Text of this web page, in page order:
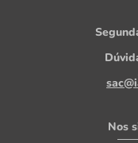
Nos